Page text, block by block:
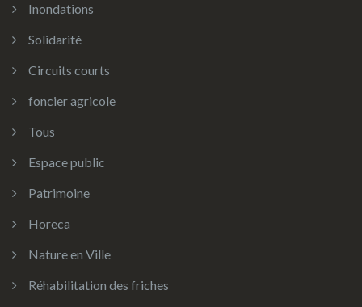
Inondations
Solidarité
Circuits courts
foncier agricole
Tous
Espace public
Patrimoine
Horeca
Nature en Ville
Réhabilitation des friches